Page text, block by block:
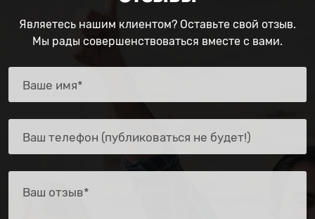
Являетесь нашим клиентом? Оставьте свой отзыв.
Мы рады совершенствоваться вместе с вами.